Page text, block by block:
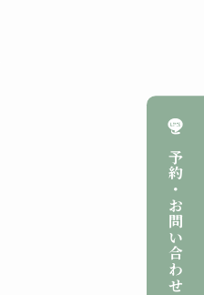
ご予約・お問い合わせ